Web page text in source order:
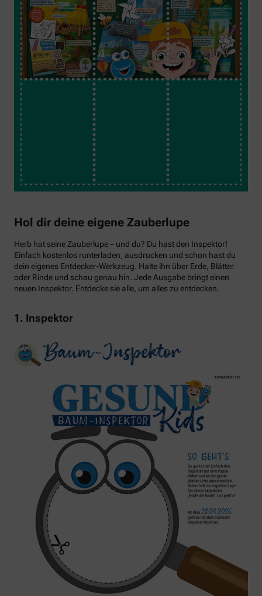
Hol dir deine eigene Zauberlupe
Herb hat seine Zauberlupe – und du? Du hast den Inspektor!
Einfach kostenlos runterladen, ausdrucken und schon hast du
dein eigenes Entdecker-Werkzeug. Halte ihn über Erde, Blätter
oder Rinde und schau genau hin. Jede Ausgabe bringt einen
neuen Inspektor. Entdecke sie alle, um alles zu entdecken.
1. Inspektor